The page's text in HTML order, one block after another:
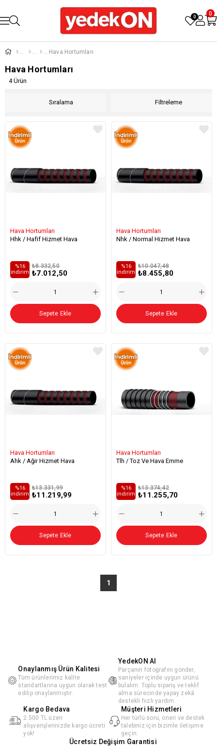
0 0
Hava Hortumları
Hava Hortumları
Filtreleme
Sıralama
4 Ürün
Hava Hortumları
Hhk / Hafif Hizmet Hava
₺7.012,50
₺8.332,50
%16
i̇ndirim
Sepete Ekle
Hava Hortumları
Nhk / Normal Hizmet Hava
₺8.455,80
₺10.047,48
%16
i̇ndirim
Sepete Ekle
Hava Hortumları
Ahk / Ağir Hizmet Hava
₺11.219,99
₺13.331,99
%16
i̇ndirim
Sepete Ekle
Hava Hortumları
Tlh / Toz Ve Hava Emme
₺11.255,70
₺13.374,42
%16
i̇ndirim
Sepete Ekle
1
Onaylanmış Ürün Kalitesi
Tüm ürünlerimiz kalite
standartlarına uygun olarak test
edilip onaylanmıştır.
YedekON AI
Parçanın fotoğrafını gönder,
saniyeler içinde uygun ürünü
bulalım. Toplu sipariş ve teklif
alma sürecinde yapay zekâ
destekli hızlı yardım.
Kargo Bedava
2.500 TL üzeri
alışverişlerinizde kargo ücreti
yok!
Müşteri Hizmetleri
Her türlü soru, öneri ve destek
talebiniz için bizimle iletişime
geçin.
Ücretsiz Değişim Garantisi